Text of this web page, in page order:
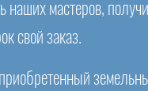
наших мастеров,
свой заказ.